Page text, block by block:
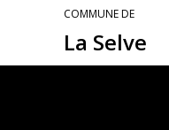
COMMUNE DE
La Selve